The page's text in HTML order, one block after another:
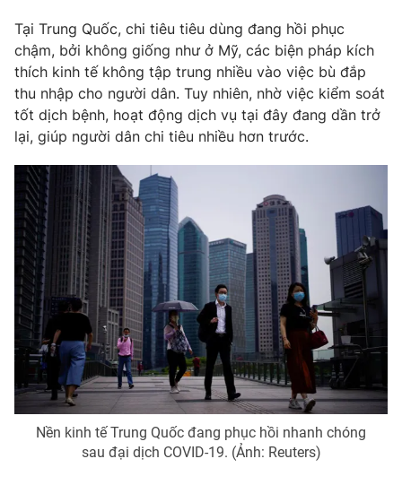
Phim VTV
Hậu trường
Nhân vật
Khán giả
Giải sao mai
Giải trí
Điện ảnh
Âm nhạc
Sao
Đời sống
Du lịch
Làm đẹp
Chất lượng cuộc sống
Giáo dục
Tuyển sinh
Học trực tuyến
Công nghệ
Hitech Công nghệ tương lai
Sản phẩm
Thị trường
Tư vấn
Giao lưu trực tuyến
Lịch phát sóng
Chuyên mục khác
Emagazine Podcast
Infographic
Tại Trung Quốc, chi tiêu tiêu dùng đang hồi phục
chậm, bởi không giống như ở Mỹ, các biện pháp kích
thích kinh tế không tập trung nhiều vào việc bù đắp
thu nhập cho người dân. Tuy nhiên, nhờ việc kiểm soát
tốt dịch bệnh, hoạt động dịch vụ tại đây đang dần trở
lại, giúp người dân chi tiêu nhiều hơn trước.
Nền kinh tế Trung Quốc đang phục hồi nhanh chóng
sau đại dịch COVID-19. (Ảnh: Reuters)